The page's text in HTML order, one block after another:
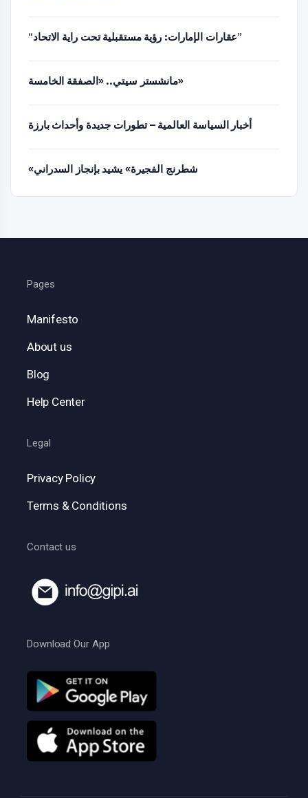
“عقارات الإمارات: رؤية مستقبلية تحت راية الاتحاد”
مانشستر سيتي.. «الصفقة الخامسة»
أخبار السياسة العالمية – تطورات جديدة وأحداث بارزة
«شطرنج الفجيرة» يشيد بإنجاز السدراني
Pages
Manifesto
About us
Blog
Help Center
Legal
Privacy Policy
Terms & Conditions
Contact us
Download Our App